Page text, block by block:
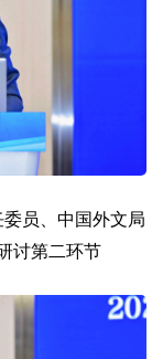
员、中国外文局
讨第二环节